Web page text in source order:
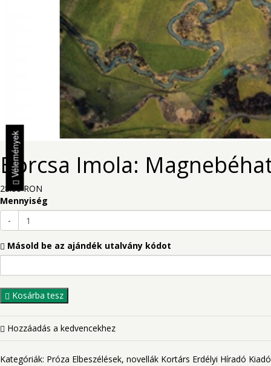
Borcsa Imola:
28.00 RON
Mennyiség
-
Másold be az ajándék utalvány kódot
Kosárba tesz
Hozzáadás a kedvencekhez
Kategóriák: Próza Elbeszélések, novellák Kortárs Erdélyi Híradó Kiadó
Vélemények